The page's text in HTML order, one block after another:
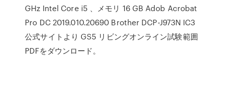
GHz Intel Core i5 、メモリ 16 GB Adob Acrobat
Pro DC 2019.010.20690 Brother DCP-J973N IC3
公式サイトより GS5 リビングオンライン試験範囲
PDFをダウンロード。